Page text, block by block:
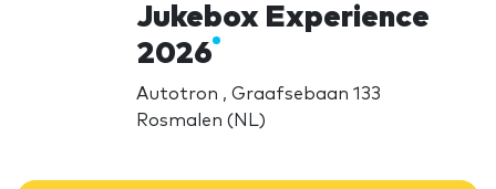
Jukebox Experience
2026
Autotron , Graafsebaan 133
Rosmalen (NL)